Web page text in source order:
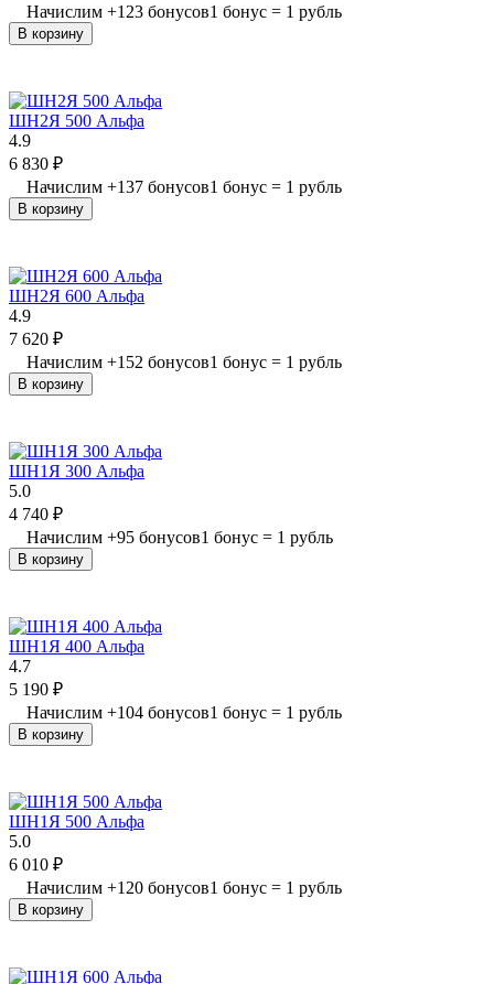
Начислим +123 бонусов1 бонус = 1 рубль
В корзину
ШН2Я 500 Альфа
4.9
6 830 ₽
Начислим +137 бонусов1 бонус = 1 рубль
В корзину
ШН2Я 600 Альфа
4.9
7 620 ₽
Начислим +152 бонусов1 бонус = 1 рубль
В корзину
ШН1Я 300 Альфа
5.0
4 740 ₽
Начислим +95 бонусов1 бонус = 1 рубль
В корзину
ШН1Я 400 Альфа
4.7
5 190 ₽
Начислим +104 бонусов1 бонус = 1 рубль
В корзину
ШН1Я 500 Альфа
5.0
6 010 ₽
Начислим +120 бонусов1 бонус = 1 рубль
В корзину